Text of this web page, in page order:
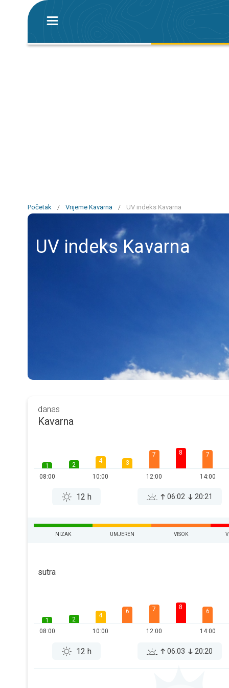
Početak / Vrijeme Kavarna / UV indeks Kavarna
UV indeks Kavarna
danas
Kavarna
1
08:00
2
4
10:00
3
7
12:00
8 7
14:00
12 h 06:02 20:21
NIZAK UMJEREN VISOK
sutra
1
08:00
2
4
10:00
6 7
12:00
8
6
14:00
12 h 06:03 20:20